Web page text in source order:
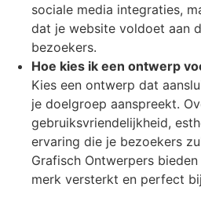
sociale media integraties,
dat je website voldoet aan
bezoekers.
Hoe kies ik een ontwerp
Kies een ontwerp dat
je doelgroep aanspreekt.
gebruiksvriendelijkheid,
ervaring die je bezoekers
Grafisch Ontwerpers
merk versterkt en perfect